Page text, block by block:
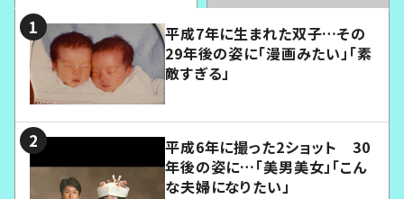
平成7年に生まれた双子…その
29年後の姿に「漫画みたい」「素
敵すぎる」
平成6年に撮った2ショット 30
年後の姿に…「美男美女」「こん
な夫婦になりたい」